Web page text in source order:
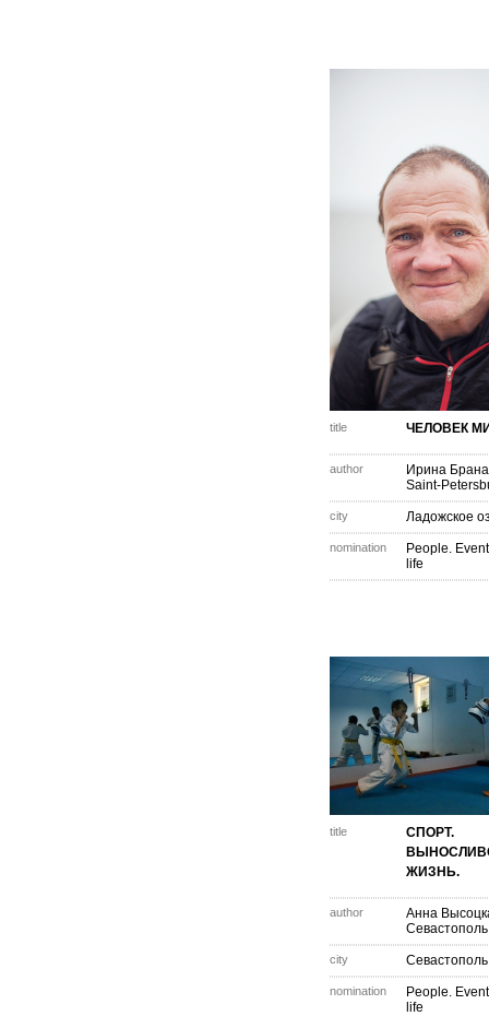
title ЧЕЛОВЕК
author
Ирина Брана
Saint-
city Ладожское
nomination
People.
life
title
СПОРТ.
ЖИЗНЬ.
author
Анна
Севастополь
city Севастополь
nomination
People.
life